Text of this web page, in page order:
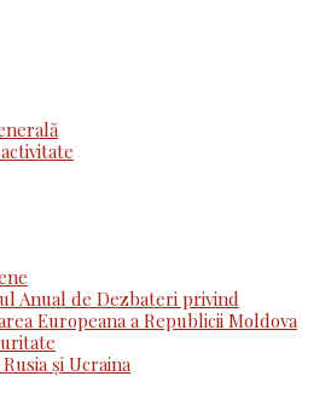
Anual de Dezbateri privind
Europeana a Republicii Moldova
și Ucraina